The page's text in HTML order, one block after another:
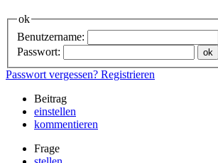
ok
Benutzername:
Passwort:
Passwort vergessen? Registrieren
Beitrag
einstellen
kommentieren
Frage